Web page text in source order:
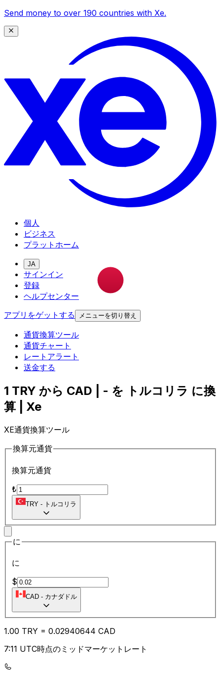
Send money to over 190 countries with Xe.
個人
ビジネス
プラットホーム
JA
サインイン
登録
ヘルプセンター
アプリをゲットする
メニューを切り替え
通貨換算ツール
通貨チャート
レートアラート
送金する
1 TRY から CAD | - を トルコリラ に換
算 | Xe
XE通貨換算ツール
換算元通貨
換算元通貨
₺
TRY - トルコリラ
に
に
$
CAD - カナダドル
1.00 TRY = 0.02940644 CAD
7:11 UTC時点のミッドマーケットレート